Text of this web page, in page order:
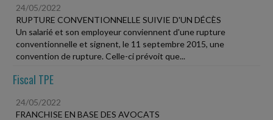
24/05/2022
RUPTURE CONVENTIONNELLE SUIVIE D'UN DÉCÈS
Un salarié et son employeur conviennent d'une rupture
conventionnelle et signent, le 11 septembre 2015, une
convention de rupture. Celle-ci prévoit que...
Fiscal TPE
24/05/2022
FRANCHISE EN BASE DES AVOCATS